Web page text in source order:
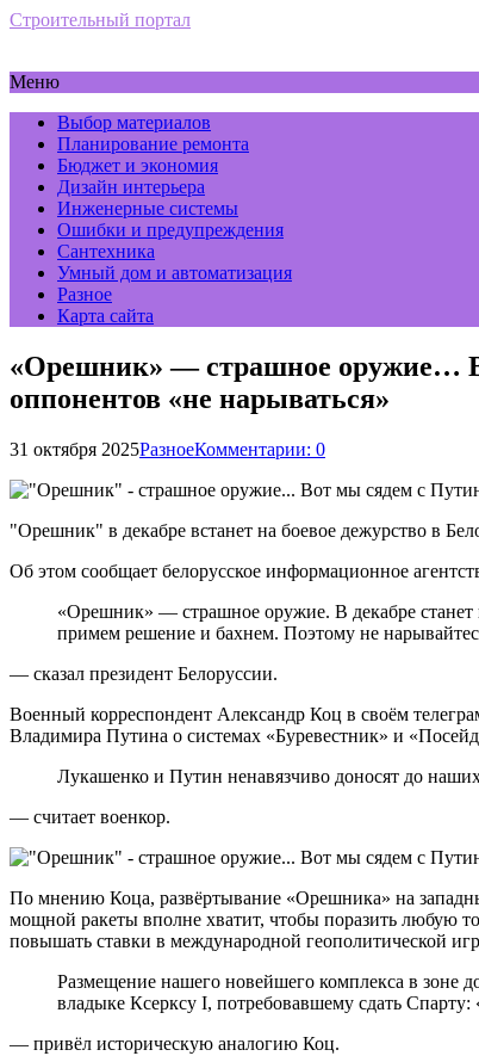
Строительный портал
Меню
Выбор материалов
Планирование ремонта
Бюджет и экономия
Дизайн интерьера
Инженерные системы
Ошибки и предупреждения
Сантехника
Умный дом и автоматизация
Разное
Карта сайта
«Орешник» — страшное оружие…
оппонентов «не нарываться»
31 октября 2025РазноеКомментарии: 0
"Орешник" в декабре встанет на боевое дежурство в
Об этом сообщает белорусское информационное
«Орешник» — страшное оружие. В декабре
примем решение и бахнем. Поэтому не
— сказал президент Белоруссии.
Военный корреспондент Александр Коц в своём
Владимира Путина о системах «Буревестник» и
Лукашенко и Путин ненавязчиво доносят до
— считает военкор.
По мнению Коца, развёртывание «Орешника» на
мощной ракеты вполне хватит, чтобы поразить любую
повышать ставки в международной геополитической
Размещение нашего новейшего комплекса в зоне
владыке Ксерксу I, потребовавшему сдать
— привёл историческую аналогию Коц.